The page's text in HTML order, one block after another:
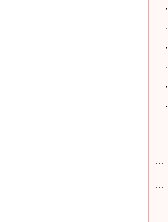
·
·
·
·
·
·